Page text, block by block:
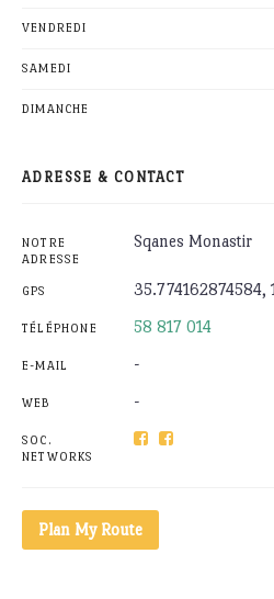
VENDREDI
SAMEDI
DIMANCHE
ADRESSE & CONTACT
NOTRE
ADRESSE
Sqanes Monastir
GPS 35.774162874584,
TÉLÉPHONE 58 817 014
E-MAIL -
WEB -
SOC.
NETWORKS
Plan My Route